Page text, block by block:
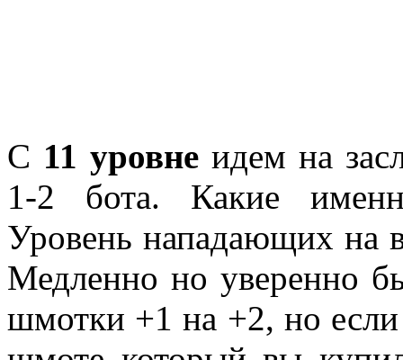
С 11 уровне идем на
1-2 бота. Какие
Уровень нападающих на
Медленно но уверенно
шмотки +1 на +2, но если